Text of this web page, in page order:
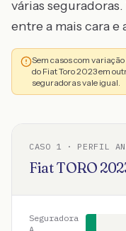
várias
entre a mais cara e
Sem casos com
do Fiat Toro 2023 em
seguradoras vale igual.
CASO 1 · PERFIL
FiatTORO
Seguradora